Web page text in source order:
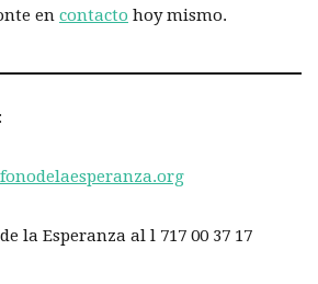
en contacto hoy mismo.
:
la Esperanza al l 717 00 37 17